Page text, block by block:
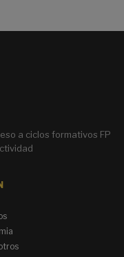
a ciclos formativos FP